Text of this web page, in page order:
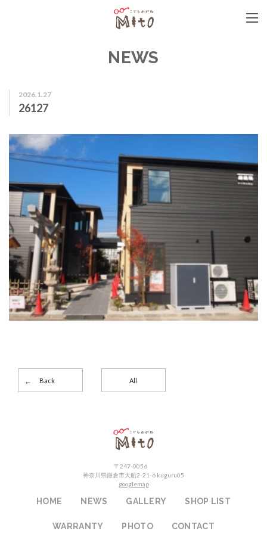
NEWS
2026.1.27
26127
Back All
〒247-0056
神奈川県鎌倉市大船2-21-6 kuguru05
googlemap
HOME NEWS GALLERY SHOP LIST
WARRANTY PHOTO CONTACT